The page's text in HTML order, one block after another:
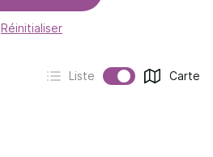
Réinitialiser
Affichage :
Liste
Affichage :
Carte